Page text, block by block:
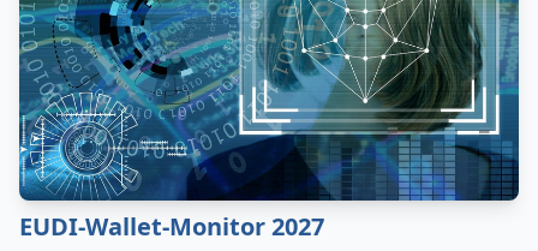
EUDI-Wallet-Monitor 2027